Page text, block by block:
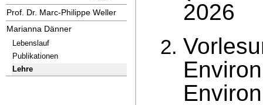
Prof. Dr. Marc-Philippe Weller
Marianna Dänner
Lebenslauf
Publikationen
Lehre
2026